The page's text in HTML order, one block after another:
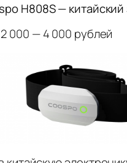
H808S — китайский
2 000 — 4 000 рублей